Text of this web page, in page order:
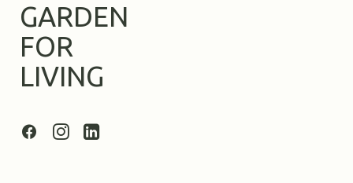
GARDEN
FOR
LIVING